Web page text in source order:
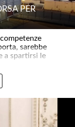
PER
sarebbe
a spartirsi le